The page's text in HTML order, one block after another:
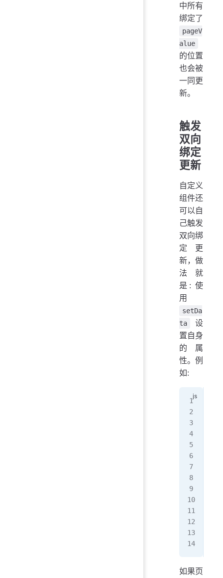
中所有
绑定了
pageV
alue
的位置
也会被
一同更
新。
触发
双向
绑定
更新
自定义
组件还
可以自
己触发
双向绑
定更
新，做
法就
是: 使
用
setDa
ta
设
置自身
的属
性。例
如:
如果页